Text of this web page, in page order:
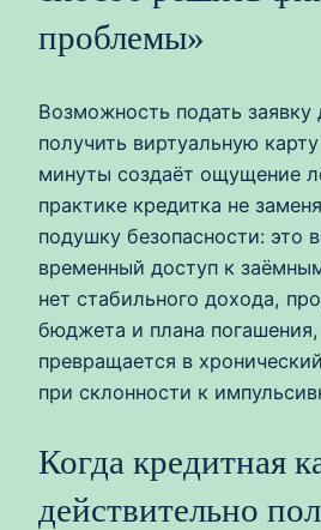
проблемы»
Возможность подать заявку
получить виртуальную
минуты создаёт ощущение
практике кредитка не
подушку безопасности: это
временный доступ к
нет стабильного дохода,
бюджета и плана погашения,
превращается в
при склонности к
Когда кредитная
действительно